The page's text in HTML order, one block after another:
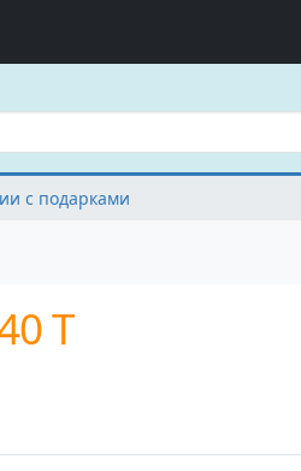
с подарками
T